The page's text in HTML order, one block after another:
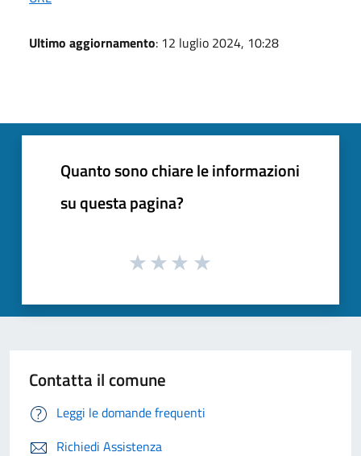
Ultimo aggiornamento: 12 luglio 2024, 10:28
Quanto sono chiare le informazioni
su questa pagina?
Contatta il comune
Leggi le domande frequenti
Richiedi Assistenza